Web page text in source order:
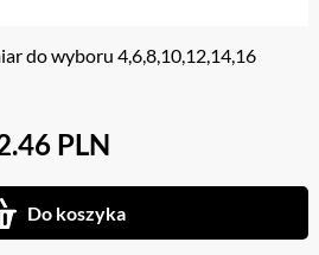
do wyboru 4,6,8,10,12,14,16
PLN
Do koszyka